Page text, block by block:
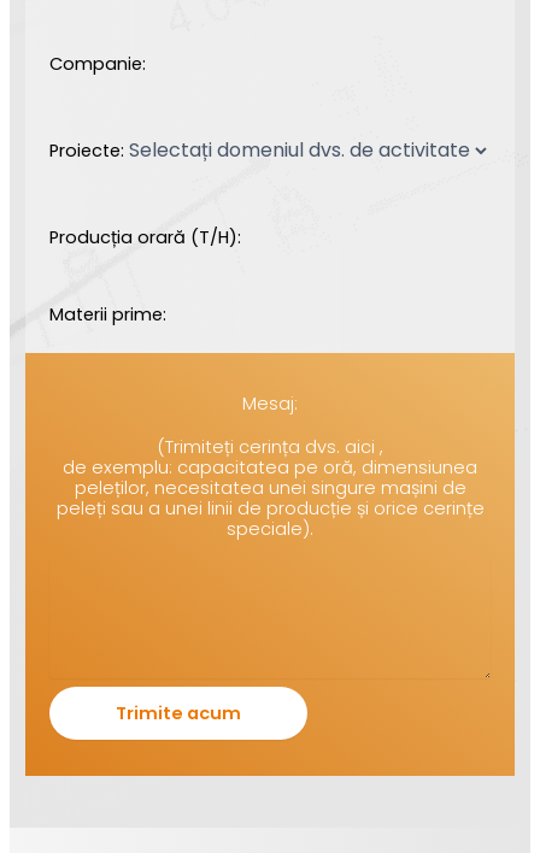
Companie:
Proiecte:
Producția orară (T/H):
Materii prime:
Mesaj:
(Trimiteți cerința dvs. aici ,
de exemplu: capacitatea pe oră, dimensiunea
peleților, necesitatea unei singure mașini de
peleți sau a unei linii de producție și orice cerințe
speciale).